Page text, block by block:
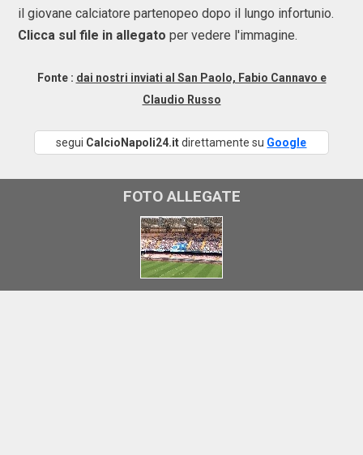
il giovane calciatore partenopeo dopo il lungo infortunio.
Clicca sul file in allegato per vedere l'immagine.
Fonte : dai nostri inviati al San Paolo, Fabio Cannavo e
Claudio Russo
segui CalcioNapoli24.itdirettamente su Google
FOTO ALLEGATE